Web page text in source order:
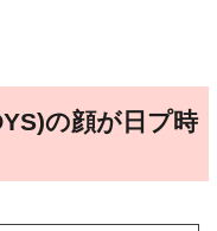
の顔が日プ時